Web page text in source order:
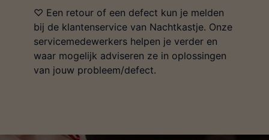
♡ Een retour of een defect kun je melden
bij de klantenservice van Nachtkastje. Onze
servicemedewerkers helpen je verder en
waar mogelijk adviseren ze in oplossingen
van jouw probleem/defect.